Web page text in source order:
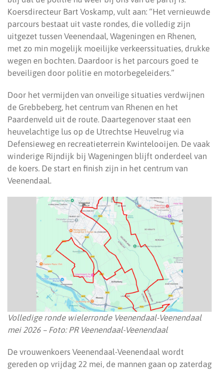
Koersdirecteur Bart Voskamp, vult aan: “Het vernieuwde
parcours bestaat uit vaste rondes, die volledig zijn
uitgezet tussen Veenendaal, Wageningen en Rhenen,
met zo min mogelijk moeilijke verkeerssituaties, drukke
wegen en bochten. Daardoor is het parcours goed te
beveiligen door politie en motorbegeleiders.”
Door het vermijden van onveilige situaties verdwijnen
de Grebbeberg, het centrum van Rhenen en het
Paardenveld uit de route. Daartegenover staat een
heuvelachtige lus op de Utrechtse Heuvelrug via
Defensieweg en recreatieterrein Kwintelooijen. De vaak
winderige Rijndijk bij Wageningen blijft onderdeel van
de koers. De start en finish zijn in het centrum van
Veenendaal.
Volledige ronde wielerronde Veenendaal-Veenendaal
mei 2026 – Foto: PR Veenendaal-Veenendaal
De vrouwenkoers Veenendaal-Veenendaal wordt
gereden op vrijdag 22 mei, de mannen gaan op zaterdag